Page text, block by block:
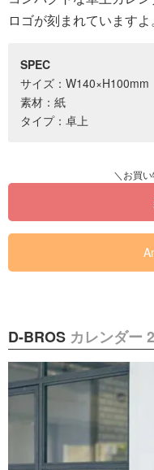
ロゴが刻まれていますよ。
SPEC
サイズ：W140×H100mm
素材：紙
タイプ：卓上
D-BROS カレンダー